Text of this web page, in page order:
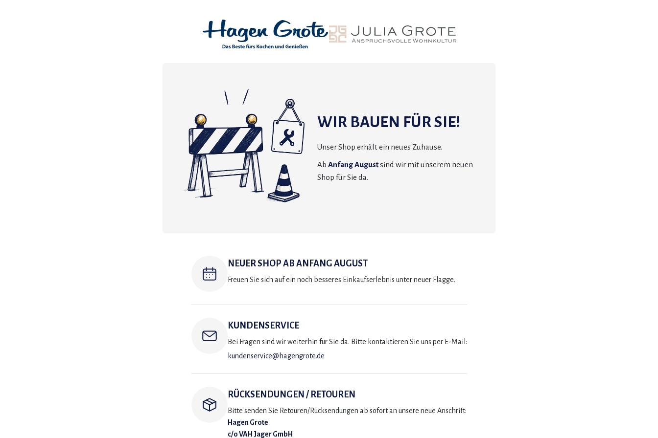
WIR BAUEN FÜR SIE!
Unser Shop erhält ein neues Zuhause.
Ab Anfang Augustsind wir mit unserem neuen
Shop für Sie da.
NEUER SHOP AB ANFANG AUGUST
Freuen Sie sich auf ein noch besseres Einkaufserlebnis unter neuer Flagge.
KUNDENSERVICE
Bei Fragen sind wir weiterhin für Sie da. Bitte kontaktieren Sie uns per E-Mail:
kundenservice@hagengrote.de
RÜCKSENDUNGEN / RETOUREN
Bitte senden Sie Retouren/Rücksendungen ab sofort an unsere neue Anschrift:
Hagen Grote
c/o VAH Jager GmbH